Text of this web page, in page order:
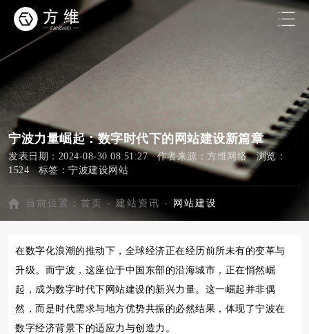
宁波力量崛起：数字时代下的网站建设新篇章
发表日期：2024-08-30 08:51:27 作者来源：方维网络 浏览：
1524 标签： 宁波建设网站
当前位置： 首页 - 建站资讯 - 网站建设
在数字化浪潮的推动下，全球经济正在经历前所未有的变革与
升级。而宁波，这座位于中国东部的沿海城市，正在悄然崛
起，成为数字时代下网站建设的新兴力量。这一崛起并非偶
然，而是时代需求与地方优势共振的必然结果，体现了宁波在
数字经济背景下的适应力与创造力。